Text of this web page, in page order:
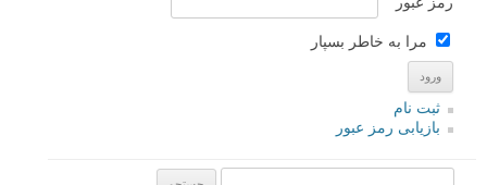
مرا به خاطر بسپار
ثبت نام
بازیابی رمز عبور